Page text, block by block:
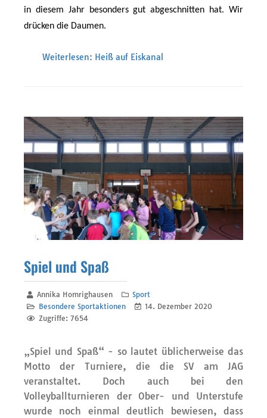
in diesem Jahr besonders gut abgeschnitten hat. Wir
drücken die Daumen.
Weiterlesen: Heiß auf Eiskanal
Spiel und Spaß
Annika Homrighausen
Sport
Besondere Sportaktionen
14. Dezember 2020
Zugriffe: 7654
„Spiel und Spaß“ - so lautet üblicherweise das
Motto der Turniere, die die SV am JAG
veranstaltet. Doch auch bei den
Volleyballturnieren der Ober- und Unterstufe
wurde noch einmal deutlich bewiesen, dass